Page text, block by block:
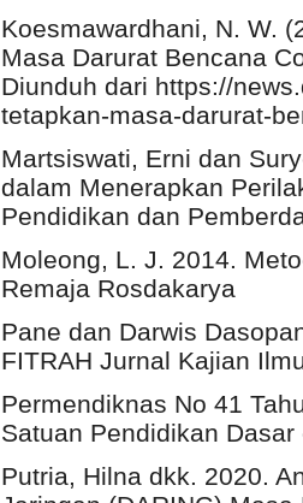
Koesmawardhani, N. W.
Masa Darurat Bencana
Diunduh dari https://
tetapkan-masa-darurat-
Martsiswati, Erni dan
dalam Menerapkan
Pendidikan dan
Moleong, L. J. 2014.
Remaja Rosdakarya
Pane dan Darwis
FITRAH Jurnal Kajian
Permendiknas No 41
Satuan Pendidikan
Putria, Hilna dkk. 2020.